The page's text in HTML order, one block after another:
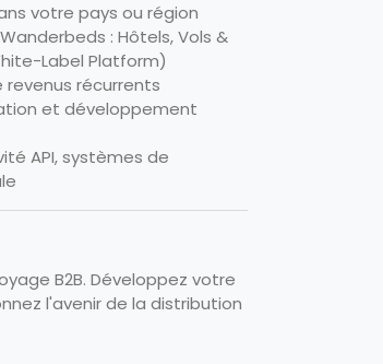
votre pays ou région
: Hôtels, Vols &
Label Platform)
récurrents
et développement
API, systèmes de
B2B. Développez votre
l'avenir de la distribution